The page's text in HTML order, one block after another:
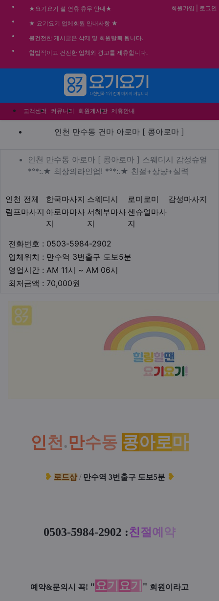
★요기요기 설 연휴 휴무 안내★
★ 요기요기 업체회원 안내사항 ★
불건전한 게시글은 삭제 및 회원탈퇴 됩니다.
합법적이고 건전한 업체와 광고를 제휴합니다.
회원가입 로그인
고객센터 커뮤니티 회원게시판 제휴안내
인천 만수동 건마 아로마 [
인천 만수동 건마 아로마 [ 콩아로마 ]
업체 정보
인천 만수동 아로마 [ 콩
인천 만수동 아로마 [ 콩아로마 ] 스웨디시 감성슈얼
*°*:.★ 최상의라인업! *°*:.★ 친절+상냥+실력
인천 전체
지역1 한국마사지 스웨디시 로미로미
감성마사지
림프마사지 아로마마사
지
서혜부마사
지
센슈얼마사
지
테마
전화번호 : 0503-5984-2902
업체위치 : 만수역 3번출구 도보5분
영업시간 : AM 11시 ~ AM 06시
최저금액 : 70,000원
본문
인천.만수동 콩아로마
❥ 로드샵/ 만수역 3번출구 도보5분 ❥
0503-5984-2902 :친절 예 약
예약&문의시 꼭! "요기 요기 " 회원이라고